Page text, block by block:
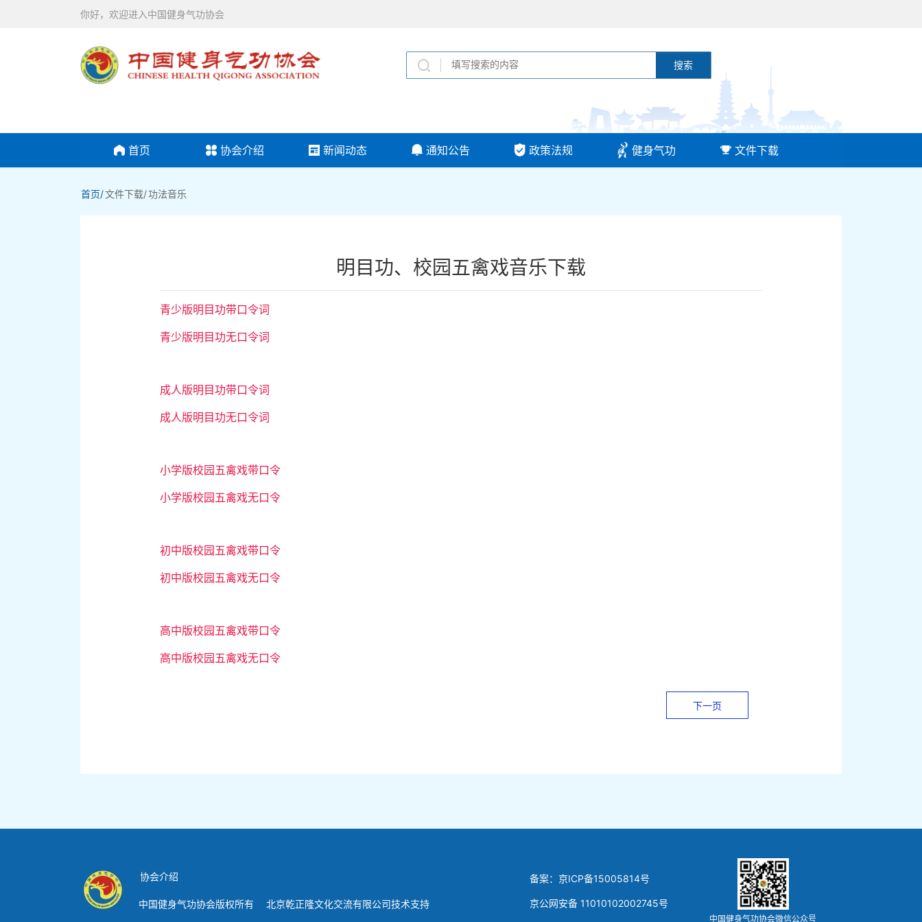
你好，欢迎进入中国健身气功协会
搜索
首页 协会介绍 新闻动态 通知公告 政策法规 健身气功 文件下载
首页/文件下载/功法音乐
明目功、校园五禽戏音乐下载
青少版明目功带口令词
青少版明目功无口令词
成人版明目功带口令词
成人版明目功无口令词
小学版校园五禽戏带口令
小学版校园五禽戏无口令
初中版校园五禽戏带口令
初中版校园五禽戏无口令
高中版校园五禽戏带口令
高中版校园五禽戏无口令
下一页
协会介绍
中国健身气功协会版权所有 北京乾正隆文化交流有限公司技术支持
备案：京ICP备15005814号
京公网安备 11010102002745号
中国健身气功协会微信公众号